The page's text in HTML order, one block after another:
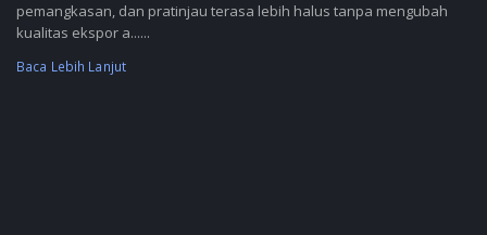
pemangkasan, dan pratinjau terasa lebih halus tanpa mengubah
kualitas ekspor a......
Baca Lebih Lanjut